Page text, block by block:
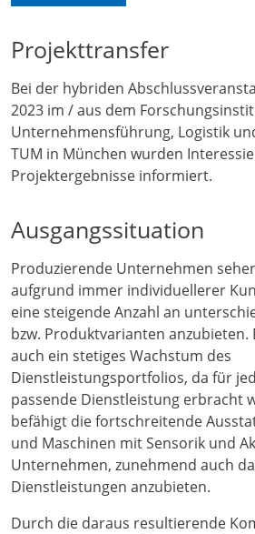
Projekttransfer
Bei der hybriden
2023 im / aus dem
Unternehmensführung, Logistik
TUM in München wurden
Projektergebnisse informiert.
Ausgangssituation
Produzierende Unternehmen
aufgrund immer individuellerer
eine steigende Anzahl an
bzw. Produktvarianten
auch ein stetiges Wachstum des
Dienstleistungsportfolios, da für
passende Dienstleistung erbracht
befähigt die fortschreitende
und Maschinen mit Sensorik und
Unternehmen, zunehmend auch
Dienstleistungen anzubieten.
Durch die daraus resultierende